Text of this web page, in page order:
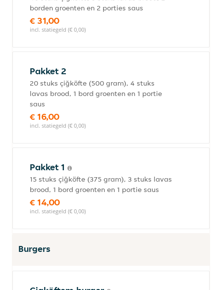
borden groenten en 2 porties saus
€ 31,00
incl. statiegeld (€ 0,00)
Pakket 2
20 stuks çiğköfte (500 gram), 4 stuks
lavas brood, 1 bord groenten en 1 portie
saus
€ 16,00
incl. statiegeld (€ 0,00)
Pakket 1
15 stuks çiğköfte (375 gram), 3 stuks lavas
brood, 1 bord groenten en 1 portie saus
€ 14,00
incl. statiegeld (€ 0,00)
Burgers